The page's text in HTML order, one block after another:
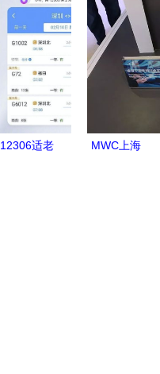
三方软件与
移动设备应
用指南
12306适老
MWC上海